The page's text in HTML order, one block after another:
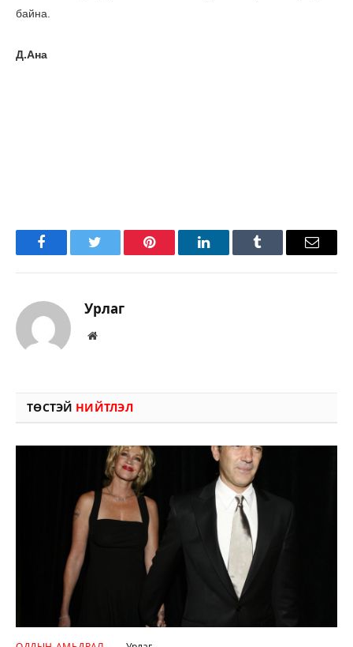
байна.
Д.Ана
FacebookTwitter Pinterest LinkedInTumblr Имэйл
Урлаг
Вэбсайт
ТӨСТЭЙ НИЙТЛЭЛ